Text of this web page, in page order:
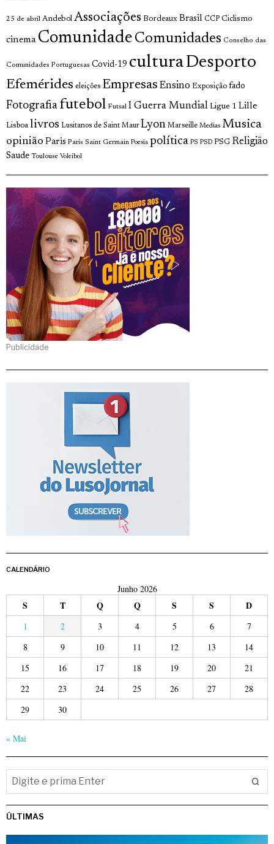
25 de abril Andebol Associações Bordeaux Brasil CCP Ciclismo
cinema Comunidade Comunidades Conselho das
Comunidades Portuguesas Covid-19 culturaDesporto
Efemérides eleições Empresas Ensino Exposição fado
Fotografia futebol Futsal I Guerra Mundial Ligue 1 Lille
Lisboa livros Lusitanos de Saint Maur Lyon Marseille Medias Musica
opinião Paris Paris Saint Germain Poesia política PS PSD PSG Religião
Saude Toulouse Voleibol
Publicidade
CALENDÁRIO
Junho 2026
S T Q Q S S D
1 2 3 4 5 6
7
8
9 10 11 12 13
14
15
16 17 18 19 20
21
22
23 24 25 26 27
28
29
30
« Mai
ÚLTIMAS